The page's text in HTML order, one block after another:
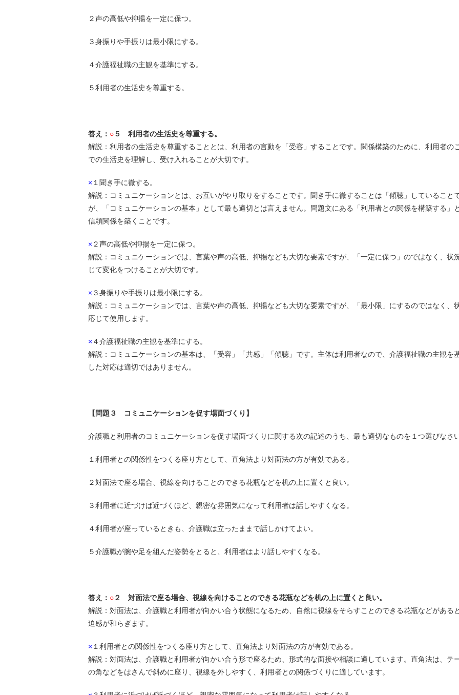
２声の高低や抑揚を一定に保つ。
３身振りや手振りは最小限にする。
４介護福祉職の主観を基準にする。
５利用者の生活史を尊重する。
答え： ○５ 利用者の生活史を尊重する。
解説：利用者の生活史を尊重することとは、利用者の言動を「受容」することです。関係構築のために、利用者の
での生活史を理解し、受け入れることが大切です。
× １聞き手に徹する。
解説：コミュニケーションとは、お互いがやり取りをすることです。聞き手に徹することは「傾聴」していること
が、「コミュニケーションの基本」として最も適切とは言えません。問題文にある「利用者との関係を構築する」と
信頼関係を築くことです。
× ２声の高低や抑揚を一定に保つ。
解説：コミュニケーションでは、言葉や声の高低、抑揚なども大切な要素ですが、「一定に保つ」のではなく、状
じて変化をつけることが大切です。
× ３身振りや手振りは最小限にする。
解説：コミュニケーションでは、言葉や声の高低、抑揚なども大切な要素ですが、「最小限」にするのではなく、
応じて使用します。
× ４介護福祉職の主観を基準にする。
解説：コミュニケーションの基本は、「受容」「共感」「傾聴」です。主体は利用者なので、介護福祉職の主観を
した対応は適切ではありません。
【問題３ コミュニケーションを促す場面づくり】
介護職と利用者のコミュニケーションを促す場面づくりに関する次の記述のうち、最も適切なものを１つ選びなさい
１利用者との関係性をつくる座り方として、直角法より対面法の方が有効である。
２対面法で座る場合、視線を向けることのできる花瓶などを机の上に置くと良い。
３利用者に近づけば近づくほど、親密な雰囲気になって利用者は話しやすくなる。
４利用者が座っているときも、介護職は立ったままで話しかけてよい。
５介護職が腕や足を組んだ姿勢をとると、利用者はより話しやすくなる。
答え： ○２ 対面法で座る場合、視線を向けることのできる花瓶などを机の上に置くと良い。
解説：対面法は、介護職と利用者が向かい合う状態になるため、自然に視線をそらすことのできる花瓶などがある
迫感が和らぎます。
× １利用者との関係性をつくる座り方として、直角法より対面法の方が有効である。
解説：対面法は、介護職と利用者が向かい合う形で座るため、形式的な面接や相談に適しています。直角法は、テ
の角などをはさんで斜めに座り、視線を外しやすく、利用者との関係づくりに適しています。